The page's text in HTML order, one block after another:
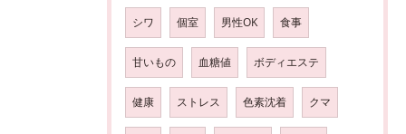
シワ 個室 男性OK 食事
甘いもの 血糖値 ボディエステ
健康 ストレス 色素沈着 クマ